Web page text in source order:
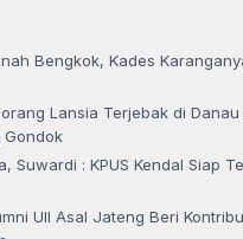
Bengkok, Kades
Lansia Terjebak di
Gondok
Suwardi : KPUS Kendal Siap
UII Asal Jateng Beri